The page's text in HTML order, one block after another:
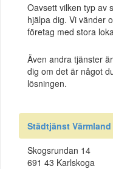
Oavsett vilken typ av
hjälpa dig. Vi vänder
företag med stora
Även andra tjänster
dig om det är något
lösningen.
Städtjänst
Skogsrundan 14
691 43 Karlskoga